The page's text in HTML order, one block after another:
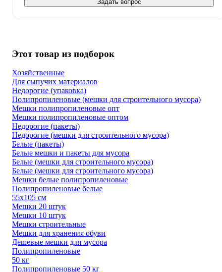
Задать вопрос
Этот товар из подборок
Хозяйственные
Для сыпучих материалов
Недорогие (упаковка)
Полипропиленовые (мешки для строительного мусора)
Мешки полипропиленовые опт
Мешки полипропиленовые оптом
Недорогие (пакеты)
Недорогие (мешки для строительного мусора)
Белые (пакеты)
Белые мешки и пакеты для мусора
Белые (мешки для строительного мусора)
Белые (мешки для строительного мусора)
Мешки белые полипропиленовые
Полипропиленовые белые
55х105 см
Мешки 20 штук
Мешки 10 штук
Мешки строительные
Мешки для хранения обуви
Дешевые мешки для мусора
Полипропиленовые
50 кг
Полипропиленовые 50 кг